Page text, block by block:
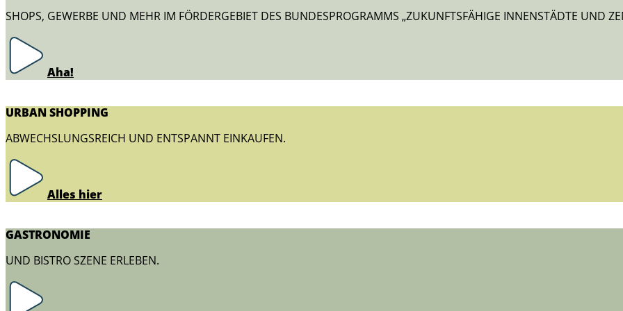
SHOPS, GEWERBE UND MEHR IM FÖRDERGEBIET DES BUNDESPROGRAMMS „ZUKUNFTSFÄHIGE INNENSTÄDTE UND
Aha!
URBAN SHOPPING
ABWECHSLUNGSREICH UND ENTSPANNT EINKAUFEN.
Alles hier
GASTRONOMIE
UND BISTRO SZENE ERLEBEN.